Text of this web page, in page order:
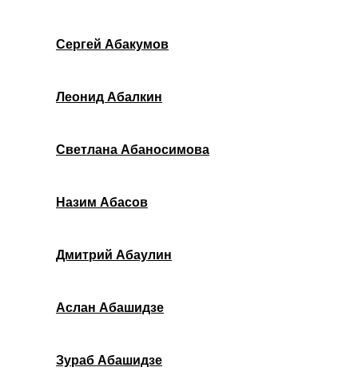
Сергей Абакумов
Леонид Абалкин
Светлана Абаносимова
Назим Абасов
Дмитрий Абаулин
Аслан Абашидзе
Зураб Абашидзе